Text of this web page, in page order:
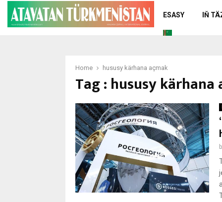
ESASY IŇ
Home hususy kärhana açmak
Tag : hususy kärhana